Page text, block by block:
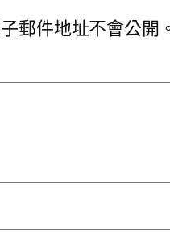
郵件地址不會公開